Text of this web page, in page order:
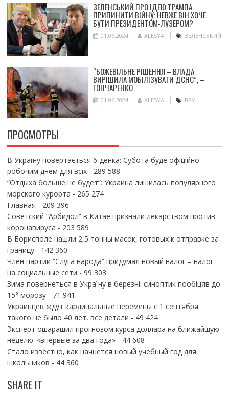
ЗЕЛЕНСЬКИЙ ПРО ІДЕЮ ТРАМПА
ПРИПИНИТИ ВІЙНУ: НЕВЖЕ ВІН ХОЧЕ
БУТИ ПРЕЗИДЕНТОМ-ЛУЗЕРОМ?
01.06.2024 ALESYA ЗЕЛЕНСЬКИЙ
“БОЖЕВІЛЬНЕ РІШЕННЯ – ВЛАДА
ВИРІШИЛА МОБІЛІЗУВАТИ ДСНС”, –
ГОНЧАРЕНКО
01.06.2024 ALESYA ВРУ
ПРОСМОТРЫ
В Україну повертається 6-денка: Субота буде офіційно
робочим днем для всіх- 289 588
“Отдыха больше не будет”: Украина лишилась популярного
морского курорта - 265 274
Главная - 209 396
Советский “Арбидол” в Китае признали лекарством против
коронавируса - 203 589
В Борисполе нашли 2,5 тонны масок, готовых к отправке за
границу- 142 360
Член партии “Слуга народа” придумал новый налог – налог
на социальные сети - 99 303
Зима повернеться в Україну в березні: синоптик пообіцяв до
15° морозу- 71 941
Украинцев ждут кардинальные перемены с 1 сентября:
такого не было 40 лет, все детали - 49 424
Эксперт ошарашил прогнозом курса доллара на ближайшую
неделю: «впервые за два года»- 44 608
Стало известно, как начнется новый учебный год для
школьников - 44 360
SHARE IT